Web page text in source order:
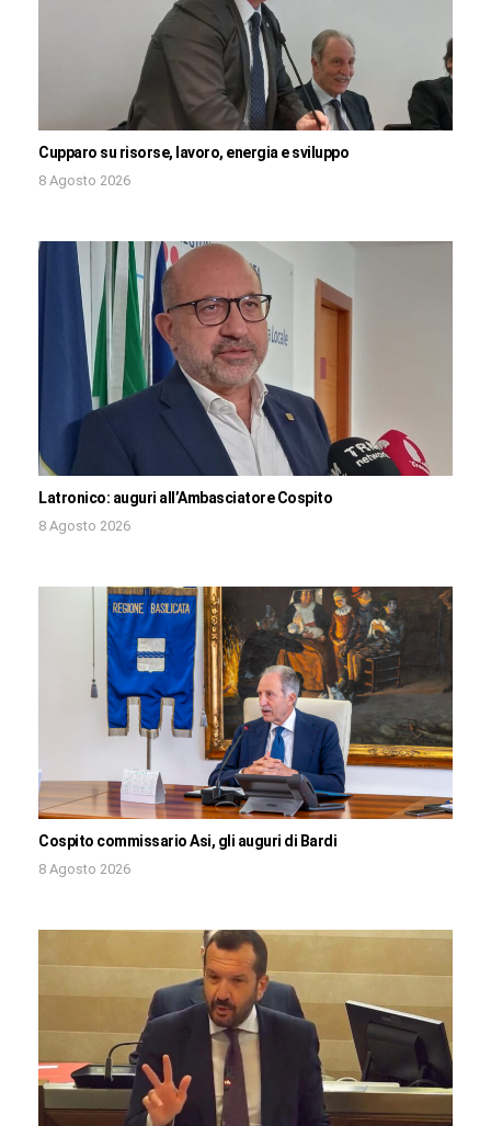
Cupparo su risorse, lavoro, energia e sviluppo
8 Agosto 2026
Latronico: auguri all’Ambasciatore Cospito
8 Agosto 2026
Cospito commissario Asi, gli auguri di Bardi
8 Agosto 2026